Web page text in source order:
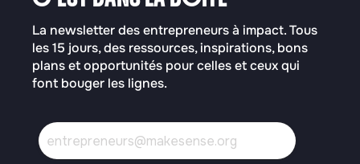
La newsletter des entrepreneurs à impact. Tous
les 15 jours, des ressources, inspirations, bons
plans et opportunités pour celles et ceux qui
font bouger les lignes.